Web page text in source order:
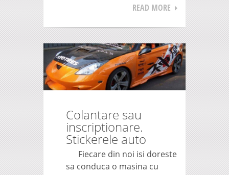
READ MORE
Colantare sau
inscriptionare.
Stickerele auto
Fiecare din noi isi doreste
sa conduca o masina cu